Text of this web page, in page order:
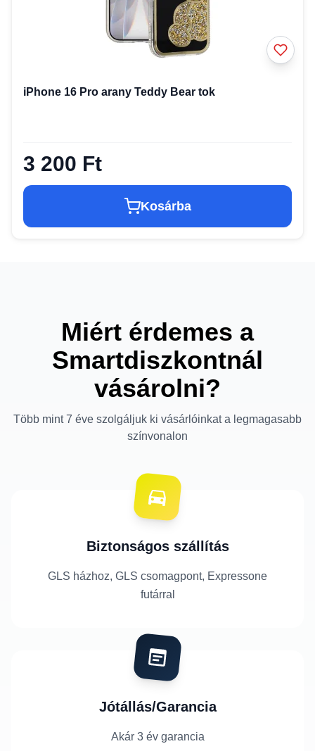
iPhone 16 Pro arany Teddy Bear tok
3 200 Ft
Kosárba
Miért érdemes a
Smartdiszkontnál
vásárolni?
Több mint 7 éve szolgáljuk ki vásárlóinkat a legmagasabb
színvonalon
Biztonságos szállítás
GLS házhoz, GLS csomagpont, Expressone
futárral
Jótállás/Garancia
Akár 3 év garancia